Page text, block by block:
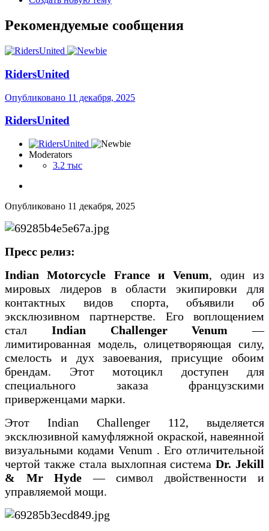
Рекомендуемые сообщения
RidersUnited
Опубликовано 11 декабря, 2025
RidersUnited
Moderators
3.2 тыс
Опубликовано 11 декабря, 2025
Пресс релиз:
Indian Motorcycle France и Venum, один из
мировых лидеров в области экипировки для
контактных видов спорта, объявили об
эксклюзивном партнерстве. Его воплощением
стал Indian Challenger Venum —
лимитированная модель, олицетворяющая силу,
смелость и дух завоевания, присущие обоим
брендам. Этот мотоцикл доступен для
специального заказа французскими
приверженцами марки.
Этот Indian Challenger 112, выделяется
эксклюзивной камуфляжной окраской, навеянной
визуальными кодами Venum . Его отличительной
чертой также стала выхлопная системаDr. Jekill
& Mr Hyde — символ двойственности и
управляемой мощи.